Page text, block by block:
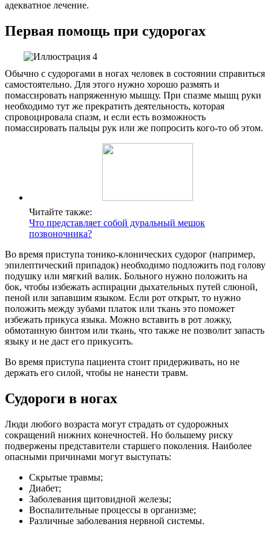
адекватное лечение.
Первая помощь при судорогах
Обычно с судорогами в ногах человек в состоянии справиться
самостоятельно. Для этого нужно хорошо размять и
помассировать напряженную мышцу. При спазме мышц руки
необходимо тут же прекратить деятельность, которая
спровоцировала спазм, и если есть возможность
помассировать пальцы рук или же попросить кого-то об этом.
Читайте также:
Что представляет собой дуральный мешок
позвоночника?
Во время приступа тонико-клонических судорог (например,
эпилептический припадок) необходимо подложить под голову
подушку или мягкий валик. Больного нужно положить на
бок, чтобы избежать аспирации дыхательных путей слюной,
пеной или запавшим языком. Если рот открыт, то нужно
положить между зубами платок или ткань это поможет
избежать прикуса языка. Можно вставить в рот ложку,
обмотанную бинтом или ткань, что также не позволит запасть
языку и не даст его прикусить.
Во время приступа пациента стоит придерживать, но не
держать его силой, чтобы не нанести травм.
Судороги в ногах
Люди любого возраста могут страдать от судорожных
сокращений нижних конечностей. Но большему риску
подвержены представители старшего поколения. Наиболее
опасными причинами могут выступать:
Скрытые травмы;
Диабет;
Заболевания щитовидной железы;
Воспалительные процессы в организме;
Различные заболевания нервной системы.